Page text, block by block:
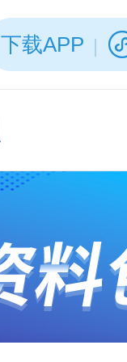
下载APP